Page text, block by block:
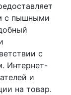
с пышными
с
Интернет-
и
на товар.